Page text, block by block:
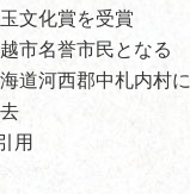
文化賞を受賞
市名誉市民となる
道河西郡中札内村
用